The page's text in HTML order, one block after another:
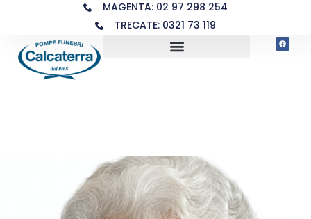
MAGENTA: 02 97 298 254
TRECATE: 0321 73 119